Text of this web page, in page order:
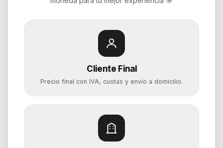
Cliente Final
Precio final con IVA, cuotas y envío a domicilio.
Potenciamos tu mundo.
Time to work
Categorías
Notebooks
Servidores y NAS
Componentes